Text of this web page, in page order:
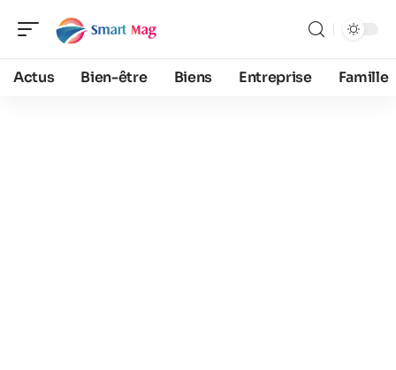
Actus Bien-être Biens Entreprise Famille